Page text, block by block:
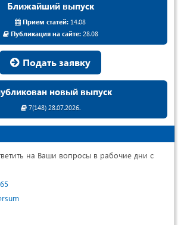
Ближайший выпуск
Прием статей: 14.08
Публикация на сайте:28.08
Подать заявку
новый выпуск
7(148) 28.07.2026.
на Ваши вопросы в рабочие дни с